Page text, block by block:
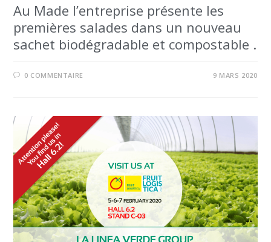
Au Made l’entreprise présente les
premières salades dans un nouveau
sachet biodégradable et compostable .
0 COMMENTAIRE 9 MARS 2020